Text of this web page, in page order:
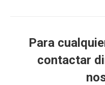
Para
contactar